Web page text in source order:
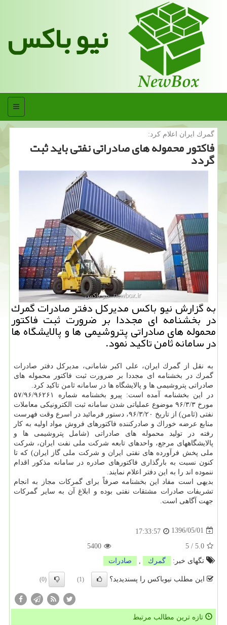
نیو باکس
منو
گمرك ایران اعلام كرد:
فاكتور محموله های صادراتی نفتی باید ثبت
گردد
به گزارش نیو باكس مدیركل دفتر صادرات گمرك
در بخشنامه ای مجددا بر ضرورت ثبت فاكتور
محموله های صادراتی پتروشیمی ها و پالایشگاه ها
در سامانه ثامن تاكید نمود.
به نقل از گمرك ایران، علی اكبر شامانی، مدیركل دفتر صادرات
گمرك در بخشنامه ای مجددا بر ضرورت ثبت فاكتور محموله های
صادراتی پتروشیمی ها و پالایشگاه ها در سامانه ثامن تاكید كرد.
در این بخشنامه آمده است: پیرو بخشنامه شماره ۵۷/۹۶/۹۶۲۶۱
مورخ ۹۶/۳/۳ موضوع عملیاتی شدن سامانه ثبت الكترونیكی معاملات
نفتی (ثامن) از تاریخ ۹۶/۳/۲۰، دستور فرمائید در اسرع وقت فهرست
منابع عرضه خوراك و صادركننده فاكتورهای فروش مواد اولیه به كار
رفته در تولید محموله های صادراتی (شامل پتروشیمی ها و
پالایشگاههای مرجع، واحدهای تابعه شركت ملی نفت ایران، شركت
ملی پخش فرآورده های نفتی ایران و شركت ملی گاز ایران) كه تا
كنون نسبت به بارگذاری فاكتورهای صادره در سامانه مذكور اقدام
ننموده اند را به این دفتر اعلام نمایند.
بدیهی است مفاد این بخشنامه صرفاً برای گمركات مجاز به انجام
تشریفات صادرات مشتقات نفتی بوده و ابلاغ آن به سایر گمركات
جهت آگاهی است.
1396/05/01
17:33:57
5.0
/
5
5400
تگهای خبر:
گمرك صادرات
این مطلب نیوباکس را پسندیدید؟ (1)
(0)
تازه ترین مطالب مرتبط